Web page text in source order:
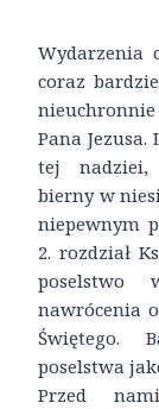
Wydarzenia
coraz
Pana Jezusa.
tej nadziei,
bierny w
niepewnym
2. rozdział
nawrócenia
Świętego.
poselstwa
Przed